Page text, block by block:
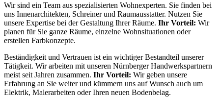
Wir sind ein Team aus spezialisierten Wohnexperten. Sie finden bei
uns Innenarchitekten, Schreiner und Raumausstatter. Nutzen Sie
unsere Expertise bei der Gestaltung Ihrer Räume. Ihr Vorteil: Wir
planen für Sie ganze Räume, einzelne Wohnsituationen oder
erstellen Farbkonzepte.
Beständigkeit und Vertrauen ist ein wichtiger Bestandteil unserer
Tätigkeit. Wir arbeiten mit unseren Nürnberger Handwerkspartnern
meist seit Jahren zusammen. Ihr Vorteil: Wir geben unsere
Erfahrung an Sie weiter und kümmern uns auf Wunsch auch um
Elektrik, Malerarbeiten oder Ihren neuen Bodenbelag.